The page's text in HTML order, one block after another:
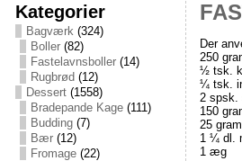
Kategorier
Bagværk(324)
Boller(82)
Fastelavnsboller(14)
Rugbrød (12)
Dessert(1558)
Bradepande Kage(111)
Budding(7)
Bær(12)
Fromage(22)
Der
250
½ tsk.
¼ tsk.
2 spsk.
150
25
1 ¼ dl.
1 æg